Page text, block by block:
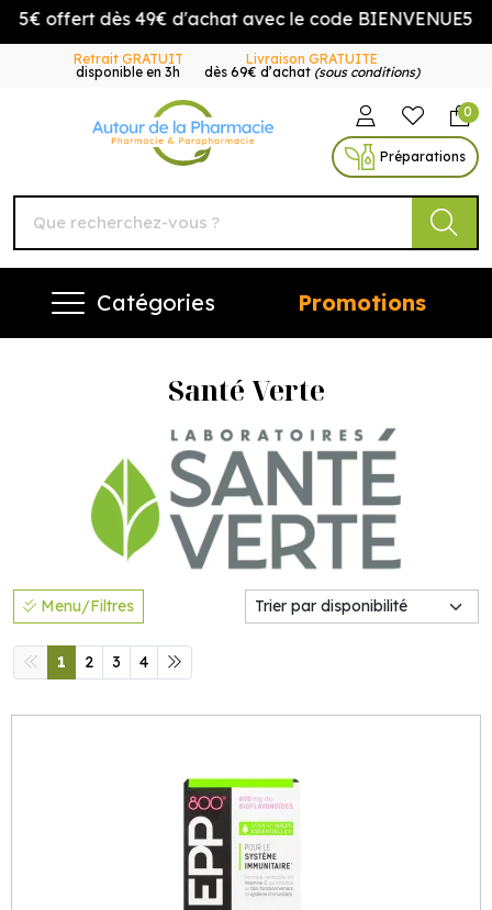
offert dès 49€ d'achat avec le code BIENVENUE5
Retrait GRATUIT
disponible en 3h
Livraison GRATUITE
dès 69€ d’achat (sous conditions)
Autour de la Pharmacie
0
Préparations
Catégories Promotions
Santé Verte
Menu/Filtres
1 2 3 4